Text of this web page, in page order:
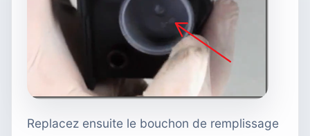
Replacez ensuite le bouchon de remplissage